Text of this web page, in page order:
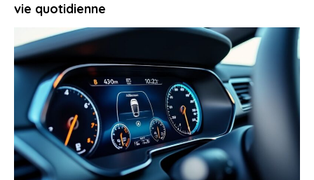
vie quotidienne